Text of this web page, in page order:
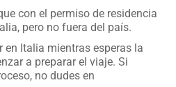
con el permiso de residencia
pero no fuera del país.
en Italia mientras esperas la
a preparar el viaje. Si
no dudes en